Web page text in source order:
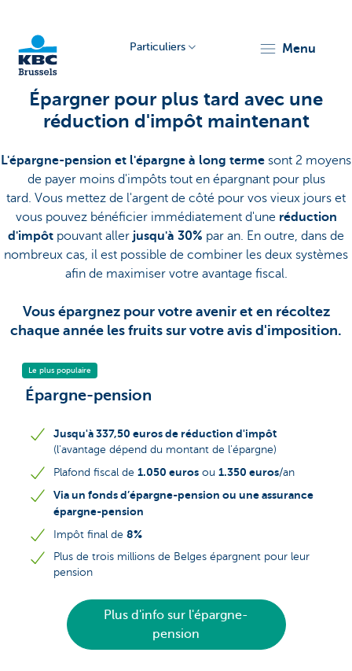
Brussels
Particuliers menu
Épargner pour plus tard avec une
réduction d'impôt maintenant
L'épargne-pension et l'épargne à long terme sont 2 moyens
de payer moins d'impôts tout en épargnant pour plus
tard. Vous mettez de l'argent de côté pour vos vieux jours et
vous pouvez bénéficier immédiatement d'une réduction
d'impôt pouvant aller jusqu'à 30% par an. En outre, dans de
nombreux cas, il est possible de combiner les deux systèmes
afin de maximiser votre avantage fiscal.
Vous épargnez pour votre avenir et en récoltez
chaque année les fruits sur votre avis d'imposition.
Le plus populaire
Épargne-pension
Jusqu'à 337,50 euros de réduction d'impôt
(l'avantage dépend du montant de l'épargne)
Plafond fiscal de 1.050 euros ou 1.350 euros/an
Via un fonds d’épargne-pension ou une assurance
épargne-pension
Impôt final de 8%
Plus de trois millions de Belges épargnent pour leur
pension
Plus d'info sur l'épargne-
pension